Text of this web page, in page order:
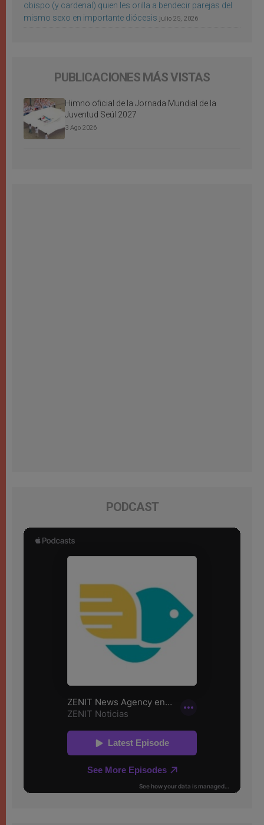
obispo (y cardenal) quien les orilla a bendecir parejas del
mismo sexo en importante diócesis julio 25, 2026
PUBLICACIONES MÁS VISTAS
Himno oficial de la Jornada Mundial de la
Juventud Seúl 2027
3 Ago 2026
PODCAST